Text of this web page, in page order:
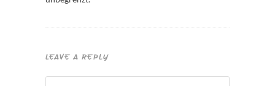
LEAVE A REPLY